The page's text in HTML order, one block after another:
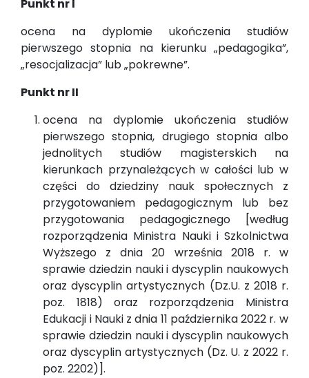
Punkt nr I
ocena na dyplomie ukończenia studiów
pierwszego stopnia na kierunku „pedagogika”,
„resocjalizacja” lub „pokrewne”.
Punkt nr II
ocena na dyplomie ukończenia studiów
pierwszego stopnia, drugiego stopnia albo
jednolitych studiów magisterskich na
kierunkach przynależących w całości lub w
części do dziedziny nauk społecznych z
przygotowaniem pedagogicznym lub bez
przygotowania pedagogicznego [według
rozporządzenia Ministra Nauki i Szkolnictwa
Wyższego z dnia 20 września 2018 r. w
sprawie dziedzin nauki i dyscyplin naukowych
oraz dyscyplin artystycznych (Dz.U. z 2018 r.
poz. 1818) oraz rozporządzenia Ministra
Edukacji i Nauki z dnia 11 października 2022 r. w
sprawie dziedzin nauki i dyscyplin naukowych
oraz dyscyplin artystycznych (Dz. U. z 2022 r.
poz. 2202)].